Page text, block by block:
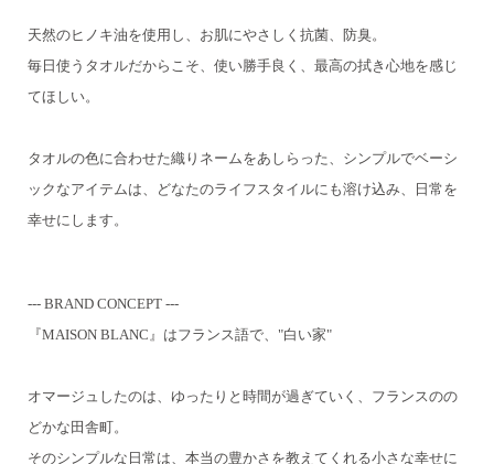
天然のヒノキ油を使用し、お肌にやさしく抗菌、防臭。
毎日使うタオルだからこそ、使い勝手良く、最高の拭き心地を感じ
てほしい。
タオルの色に合わせた織りネームをあしらった、シンプルでベーシ
ックなアイテムは、
どなたのライフスタイルにも溶け込み、日常を
幸せにします。
--- BRAND CONCEPT ---
『MAISON BLANC』はフランス語で、"白い家"
オマージュしたのは、ゆったりと時間が過ぎていく、フランスのの
どかな田舎町。
そのシンプルな日常は、本当の豊かさを教えてくれる小さな幸せに